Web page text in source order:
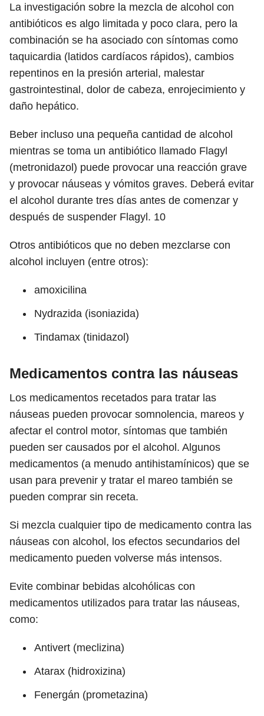
La investigación sobre la mezcla de alcohol con
antibióticos es algo limitada y poco clara, pero la
combinación se ha asociado con síntomas como
taquicardia (latidos cardíacos rápidos), cambios
repentinos en la presión arterial, malestar
gastrointestinal, dolor de cabeza, enrojecimiento y
daño hepático.
Beber incluso una pequeña cantidad de alcohol
mientras se toma un antibiótico llamado Flagyl
(metronidazol) puede provocar una reacción grave
y provocar náuseas y vómitos graves. Deberá evitar
el alcohol durante tres días antes de comenzar y
después de suspender Flagyl. 10
Otros antibióticos que no deben mezclarse con
alcohol incluyen (entre otros):
amoxicilina
Nydrazida (isoniazida)
Tindamax (tinidazol)
Medicamentos contra las náuseas
Los medicamentos recetados para tratar las
náuseas pueden provocar somnolencia, mareos y
afectar el control motor, síntomas que también
pueden ser causados ​​por el alcohol. Algunos
medicamentos (a menudo antihistamínicos) que se
usan para prevenir y tratar el mareo también se
pueden comprar sin receta.
Si mezcla cualquier tipo de medicamento contra las
náuseas con alcohol, los efectos secundarios del
medicamento pueden volverse más intensos.
Evite combinar bebidas alcohólicas con
medicamentos utilizados para tratar las náuseas,
como:
Antivert (meclizina)
Atarax (hidroxizina)
Fenergán (prometazina)